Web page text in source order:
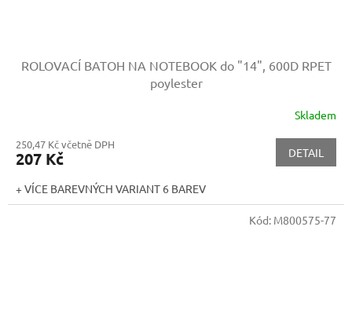
ROLOVACÍ BATOH NA NOTEBOOK do "14", 600D RPET
poylester
Skladem
250,47 Kč včetně DPH
207 Kč DETAIL
+ VÍCE BAREVNÝCH VARIANT 6 BAREV
Kód: M800575-77